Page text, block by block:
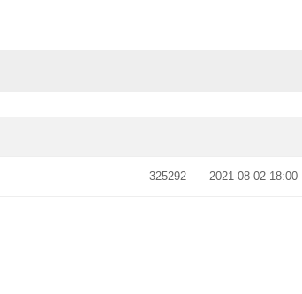
325292 2021-08-02 18:00